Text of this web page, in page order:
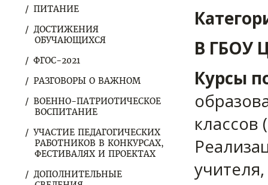
ПИТАНИЕ
ДОСТИЖЕНИЯ
ОБУЧАЮЩИХСЯ
ФГОС-2021
РАЗГОВОРЫ О ВАЖНОМ
ВОЕННО-ПАТРИОТИЧЕСКОЕ
ВОСПИТАНИЕ
УЧАСТИЕ ПЕДАГОГИЧЕСКИХ
РАБОТНИКОВ В КОНКУРСАХ,
ФЕСТИВАЛЯХ И ПРОЕКТАХ
ДОПОЛНИТЕЛЬНЫЕ
В ГБОУ
Курсы